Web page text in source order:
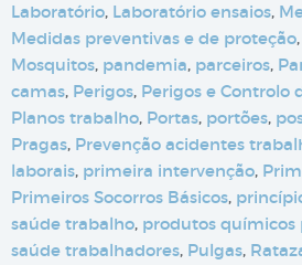
Laboratório, Laboratório ensaios,
Medidas preventivas e de proteção,
Mosquitos, pandemia, parceiros,
camas, Perigos, Perigos e Controlo
Planos trabalho, Portas, portões,
Pragas, Prevenção acidentes
laborais, primeira intervenção,
Primeiros Socorros Básicos,
saúde trabalho, produtos químicos
saúde trabalhadores, Pulgas,